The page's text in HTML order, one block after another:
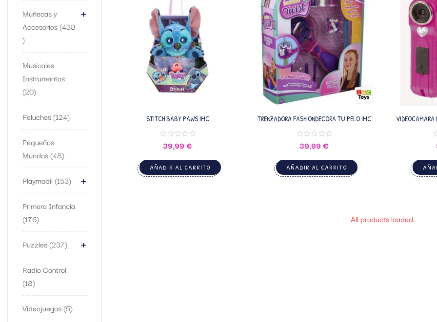
Muñecas y
Accesorios 438
+
Musicales
Instrumentos
20
Peluches 124
Pequeños
Mundos 48
Playmobil 153 +
Primera Infancia
176
Puzzles 237 +
Radio Control
18
Videojuegos 5
STITCH BABY PAWS IMC
39,99 €
AÑADIR AL CARRITO
TRENZADORA FASHIONDECORA TU PELO IMC
39,99 €
AÑADIR AL CARRITO
VIDEOCAMARA
All products loaded.